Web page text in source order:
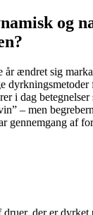
og
år ændret sig
dyrkningsmetoder
i dag betegnelser
– men
gennemgang af
der er dyrket